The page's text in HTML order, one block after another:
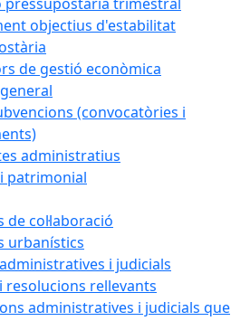
objectius d'estabilitat
de gestió econòmica
(convocatòries i
administratius
patrimonial
de col·laboració
urbanístics
i judicials
resolucions rellevants
administratives i judicials que